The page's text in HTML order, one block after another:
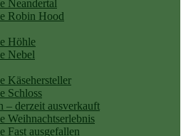
Neandertal
Robin Hood
Höhle
Nebel
Käsehersteller
Schloss
– derzeit ausverkauft
Weihnachtserlebnis
Fast ausgefallen